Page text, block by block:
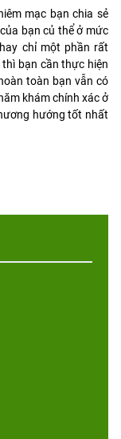
mạc bạn chia sẻ
bạn củ thể ở mức
chỉ một phần rất
bạn cần thực hiện
toàn bạn vẫn có
khám chính xác ở
hướng tốt nhất